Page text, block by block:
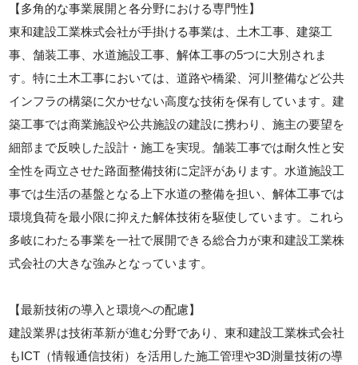
【多角的な事業展開と各分野における専門性】
東和建設工業株式会社が手掛ける事業は、土木工事、建築工
事、舗装工事、水道施設工事、解体工事の5つに大別されま
す。特に土木工事においては、道路や橋梁、河川整備など公共
インフラの構築に欠かせない高度な技術を保有しています。建
築工事では商業施設や公共施設の建設に携わり、施主の要望を
細部まで反映した設計・施工を実現。舗装工事では耐久性と安
全性を両立させた路面整備技術に定評があります。水道施設工
事では生活の基盤となる上下水道の整備を担い、解体工事では
環境負荷を最小限に抑えた解体技術を駆使しています。これら
多岐にわたる事業を一社で展開できる総合力が東和建設工業株
式会社の大きな強みとなっています。
【最新技術の導入と環境への配慮】
建設業界は技術革新が進む分野であり、東和建設工業株式会社
もICT（情報通信技術）を活用した施工管理や3D測量技術の導